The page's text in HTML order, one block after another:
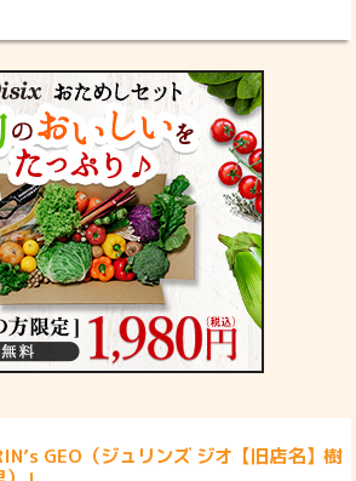
GEO（ジュリンズ ジオ【旧店名】樹